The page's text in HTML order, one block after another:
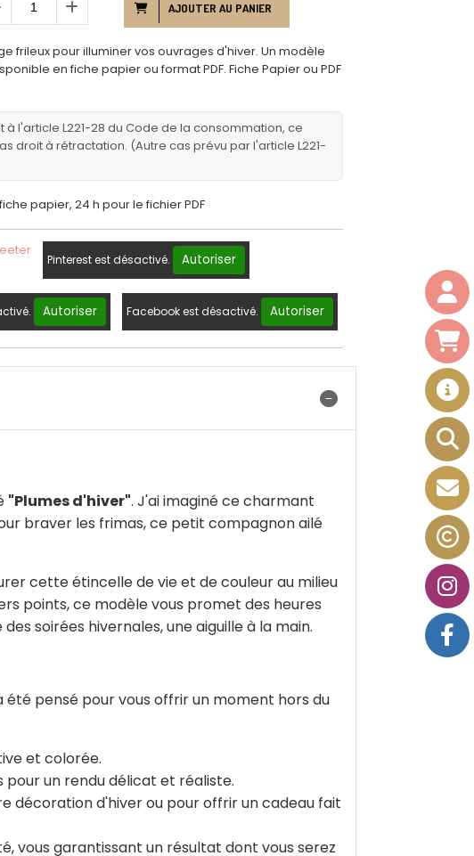
AJOUTER AU PANIER
frileux pour illuminer vos ouvrages d'hiver. Un modèle
en fiche papier ou format PDF. Fiche Papier ou PDF
l'article L221-28 du Code de la consommation, ce
droit à rétractation. (Autre cas prévu par l'article L221-
papier, 24 h pour le fichier PDF
Pinterest est désactivé. Autoriser
Autoriser Facebook est désactivé. Autoriser
"Plumes d'hiver". J'ai imaginé ce charmant
braver les frimas, ce petit compagnon ailé
cette étincelle de vie et de couleur au milieu
points, ce modèle vous promet des heures
soirées hivernales, une aiguille à la main.
pensé pour vous offrir un moment hors du
et colorée.
pour un rendu délicat et réaliste.
décoration d'hiver ou pour offrir un cadeau fait
vous garantissant un résultat dont vous serez